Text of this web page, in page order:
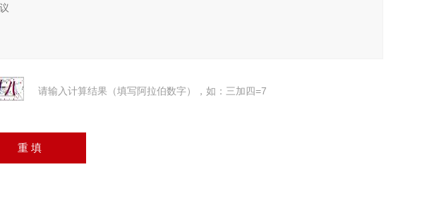
请输入计算结果（填写阿拉伯数字），如：三加四=7